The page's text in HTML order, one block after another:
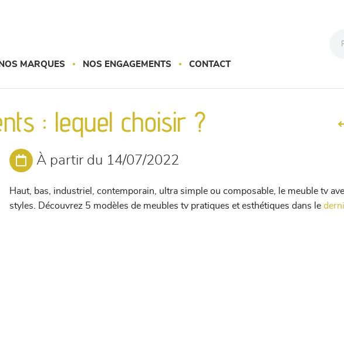
NOS MARQUES NOS ENGAGEMENTS CONTACT
: lequel choisir ?
À partir du 14/07/2022
Haut, bas, industriel, contemporain, ultra simple ou composable, le meuble tv
styles. Découvrez 5 modèles de meubles tv pratiques et esthétiques dans le